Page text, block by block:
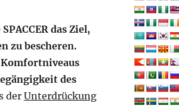
das Ziel,
zu bescheren.
des
derUnterdrückung